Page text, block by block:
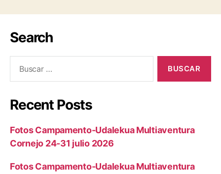
Search
Recent Posts
Fotos Campamento-Udalekua Multiaventura
Cornejo 24-31 julio 2026
Fotos Campamento-Udalekua Multiaventura